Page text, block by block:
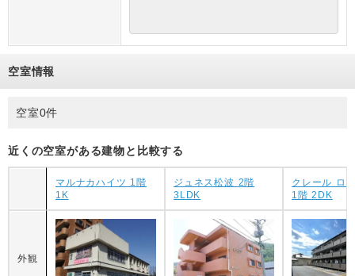
空室情報
空室0件
近くの空室がある建物と比較する
マルナカハイツ 1階
1K
ジュネス松波 2階
3LDK
クレール ロ
1階 2DK
外観